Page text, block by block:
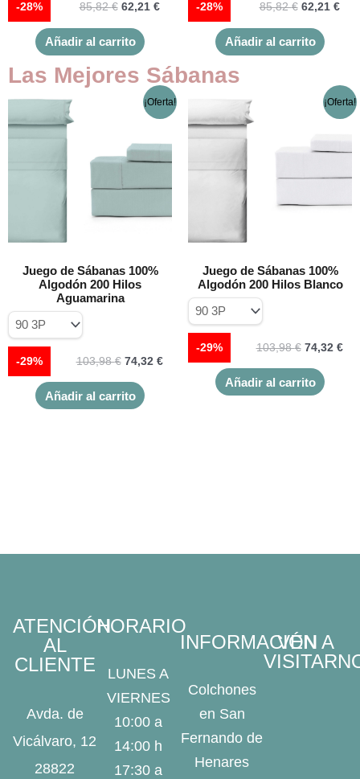
85,82€ 62,21 €
-28%
Añadir al carrito
producto 85,82€ 62,21 €
-28%
Añadir al carrito
Las Mejores Sábanas
¡Oferta!
Juego de Sábanas 100%
Algodón 200 Hilos
Aguamarina
103,98€
precio
103,98 €.
74,32 €
El
precio
actual
74,32 €.
-29%
Añadir al carrito
Este
producto
múltiples
variantes.
Las
se
en
¡Oferta!
Juego de Sábanas 100%
Algodón 200 Hilos Blanco
103,98€
precio
103,98 €.
74,32 €
El
-29%
Añadir al carrito
Este
en
la
ATENCIÓN
AL
CLIENTE
Avda. de
Vicálvaro, 12
28822
HORARIO
LUNES A
VIERNES
10:00 a
14:00 h
17:30 a
INFORMACIÓN
Colchones
en San
Fernando de
Henares
VEN A